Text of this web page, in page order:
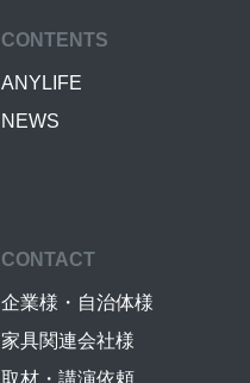
CONTENTS
ANYLIFE
NEWS
CONTACT
企業様・自治体様
家具関連会社様
取材・講演依頼